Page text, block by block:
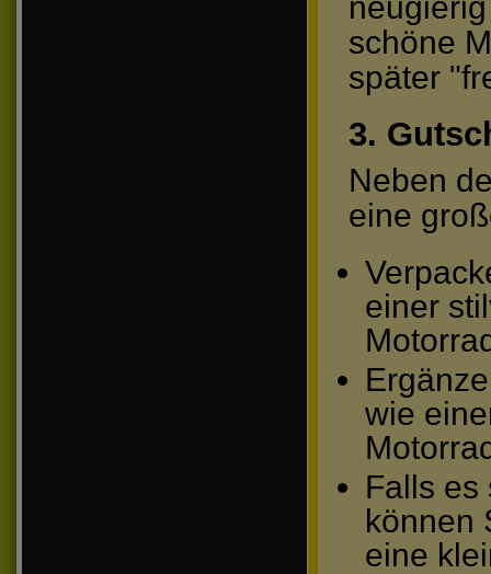
schöne
später
3.
Neben
eine
einer
wie
Falls es
können
eine